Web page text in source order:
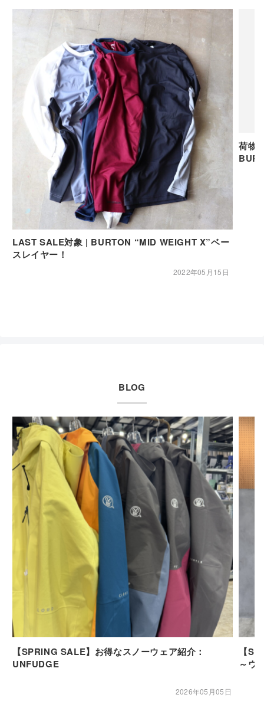
LAST SALE対象 | BURTON “MID WEIGHT X”ベー
スレイヤー！
2022年05月15日
荷物
BLOG
【SPRING SALE】お得なスノーウェア紹介：
UNFUDGE
2026年05月05日
【
～ウ